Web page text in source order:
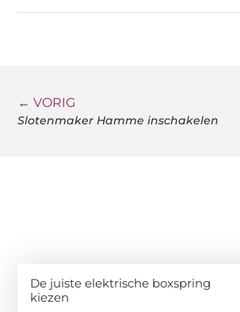
← VORIG
Slotenmaker Hamme inschakelen
De juiste elektrische boxspring
kiezen